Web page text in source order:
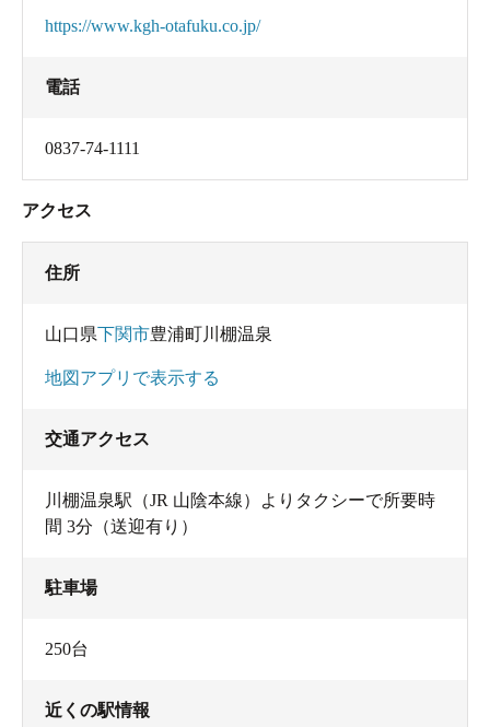
https://www.kgh-otafuku.co.jp/
電話
0837-74-1111
アクセス
住所
山口県下関市豊浦町川棚温泉
地図アプリで表示する
交通アクセス
川棚温泉駅（JR 山陰本線）よりタクシーで所要時
間 3分（送迎有り）
駐車場
250台
近くの駅情報